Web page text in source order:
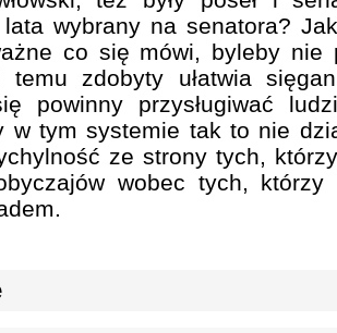
wybrany na senatora?
co się mówi, byleby nie
temu zdobyty ułatwia
powinny przysługiwać
w tym systemie tak to nie
ze strony tych,
wobec tych,